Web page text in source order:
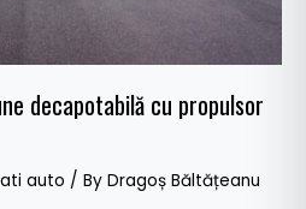
decapotabilă cu propulsor
auto / By Dragoș Băltățeanu